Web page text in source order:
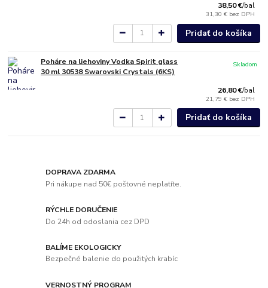
38,50 €/bal
31,30 € bez DPH
Pridať do košíka
Poháre na liehoviny Vodka Spirit glass
30 ml 30538 Swarovski Crystals (6KS)
26,80 €/bal
21,79 € bez DPH
Skladom
Pridať do košíka
DOPRAVA ZDARMA
Pri nákupe nad 50€ poštovné neplatíte.
RÝCHLE DORUČENIE
Do 24h od odoslania cez DPD
BALÍME EKOLOGICKY
Bezpečné balenie do použitých krabíc
VERNOSTNÝ PROGRAM